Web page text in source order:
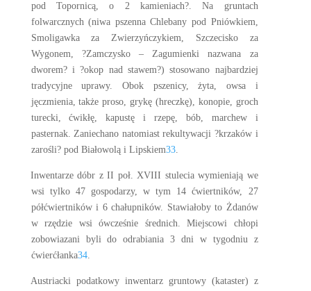
pod Topornicą, o 2 kamieniach?. Na gruntach
folwarcznych (niwa pszenna Chlebany pod Pniówkiem,
Smoligawka za Zwierzyńczykiem, Szczecisko za
Wygonem, ?Zamczysko – Zagumienki nazwana za
dworem? i ?okop nad stawem?) stosowano najbardziej
tradycyjne uprawy. Obok pszenicy, żyta, owsa i
jęczmienia, także proso, grykę (hreczkę), konopie, groch
turecki, ćwikłę, kapustę i rzepę, bób, marchew i
pasternak. Zaniechano natomiast rekultywacji ?krzaków i
zarośli? pod Białowolą i Lipskiem33.
Inwentarze dóbr z II poł. XVIII stulecia wymieniają we
wsi tylko 47 gospodarzy, w tym 14 ćwiertników, 27
półćwiertników i 6 chałupników. Stawiałoby to Żdanów
w rzędzie wsi ówcześnie średnich. Miejscowi chłopi
zobowiazani byli do odrabiania 3 dni w tygodniu z
ćwierćłanka34.
Austriacki podatkowy inwentarz gruntowy (kataster) z